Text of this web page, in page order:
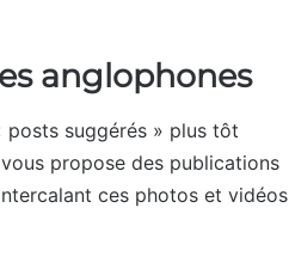
anglophones
posts suggérés » plus tôt
propose des publications
ces photos et vidéos